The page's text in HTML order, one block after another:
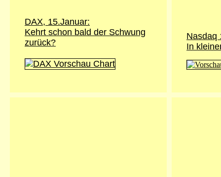
DAX, 15.Januar:
Kehrt schon bald der Schwung
zurück?
Nasdaq
In